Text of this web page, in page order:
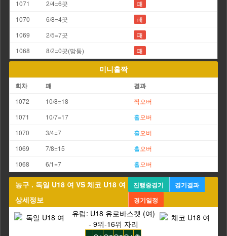
1071
2/4=6끗
패
1070
6/8=4끗
패
1069
2/5=7끗
패
1068
8/2=0끗(망통) 패
미니홀짝
회차 패 결과
1072 10/8=18 짝오버
1071
10/7=17 홀오버
1070
3/4=7 홀오버
1069
7/8=15 홀오버
1068
6/1=7 홀오버
농구 . 독일 U18 여 VS 체코 U18 여
상세정보
진행중경기
경기결과
경기일정
유럽: U18 유로바스켓 (여)
- 9위-16위 자리